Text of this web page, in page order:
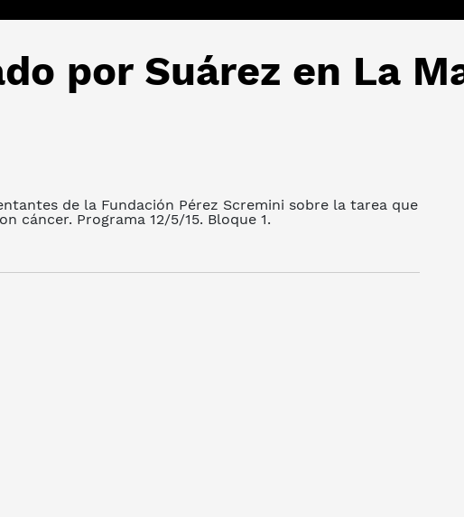
por Suárez en La
de la Fundación Pérez Scremini sobre la tarea que
cáncer. Programa 12/5/15. Bloque 1.